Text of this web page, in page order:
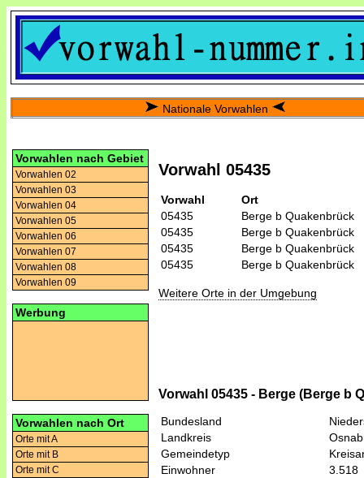
Nationale Vorwahlen
Vorwahlen nach Gebiet
Vorwahlen 02
Vorwahlen 03
Vorwahlen 04
Vorwahlen 05
Vorwahlen 06
Vorwahlen 07
Vorwahlen 08
Vorwahlen 09
Werbung
Vorwahlen nach Ort
Orte mit A
Orte mit B
Orte mit C
Vorwahl 05435
Vorwahl
Ort
05435
Berge b Quakenbrück
05435
Berge b Quakenbrück
05435
Berge b Quakenbrück
05435
Berge b Quakenbrück
Weitere Orte in der Umgebung
Vorwahl 05435 - Berge (Berge b
Bundesland
Landkreis
Gemeindetyp
Einwohner
3.518